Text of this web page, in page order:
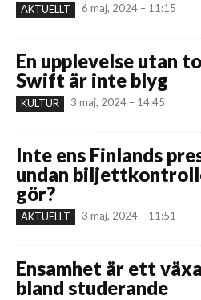
AKTUELLT 6 maj, 2024 – 11:15
En upplevelse utan
Swift är inte blyg
KULTUR 3 maj, 2024 – 14:45
Inte ens Finlands
undan
gör?
AKTUELLT 3 maj, 2024 – 11:51
Ensamhet är ett
bland studerande